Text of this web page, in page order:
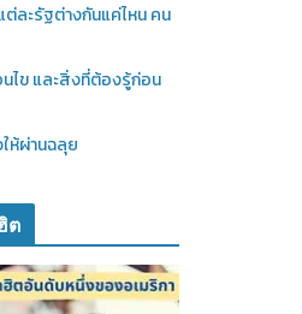
ต่ละรัฐต่างกันแค่ไหน คน
นไข และสิ่งที่ต้องรู้ก่อน
ห้ผ่านฉลุย
ต